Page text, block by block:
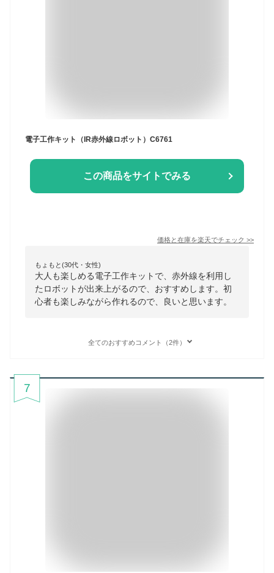
電子工作キット（IR赤外線ロボット）C6761
この商品をサイトでみる
価格と在庫を楽天でチェック >>
もょもと(30代・女性)
大人も楽しめる電子工作キットで、赤外線を利用し
たロボットが出来上がるので、おすすめします。初
心者も楽しみながら作れるので、良いと思います。
全てのおすすめコメント（2件）
7